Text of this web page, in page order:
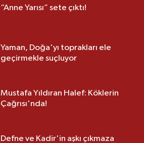
“Anne Yarısı” sete çıktı!
Yaman, Doğa'yı toprakları ele
geçirmekle suçluyor
Mustafa Yıldıran Halef: Köklerin
Çağrısı'nda!
Defne ve Kadir'in aşkı çıkmaza